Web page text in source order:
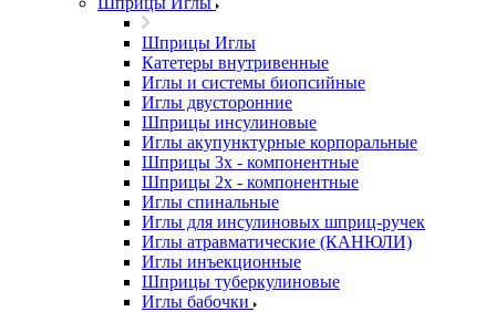
Шприцы Иглы
Катетеры внутривенные
Иглы и системы биопсийные
Иглы двусторонние
Шприцы инсулиновые
Иглы акупунктурные корпоральные
Шприцы 3х - компонентные
Шприцы 2х - компонентные
Иглы спинальные
Иглы для инсулиновых шприц-ручек
Иглы атравматические (КАНЮЛИ)
Иглы инъекционные
Шприцы туберкулиновые
Иглы бабочки